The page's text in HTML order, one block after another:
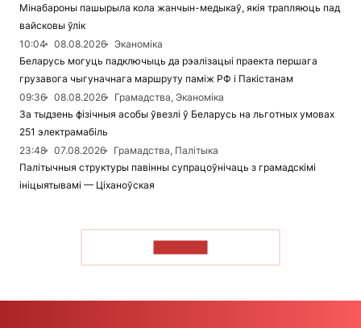
Мінабароны пашырыла кола жанчын-медыкаў, якія трапляюць пад
вайсковы ўлік
10:04
08.08.2026
Эканоміка
Беларусь могуць падключыць да рэалізацыі праекта першага
грузавога чыгуначнага маршруту паміж РФ і Пакістанам
09:36
08.08.2026
Грамадства, Эканоміка
За тыдзень фізічныя асобы ўвезлі ў Беларусь на льготных умовах
251 электрамабіль
23:48
07.08.2026
Грамадства, Палітыка
Палітычныя структуры павінны супрацоўнічаць з грамадскімі
ініцыятывамі — Ціханоўская